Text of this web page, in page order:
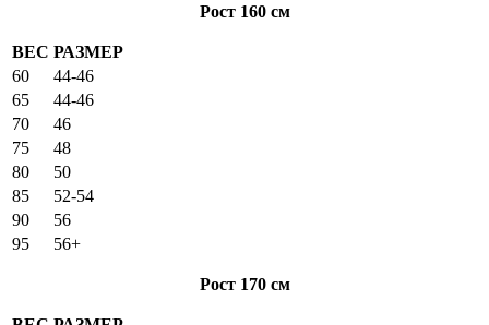
Рост 160 см
ВЕС РАЗМЕР
60
44-46
65
44-46
70
46
75
48
80
50
85
52-54
90
56
95
56+
Рост 170 см